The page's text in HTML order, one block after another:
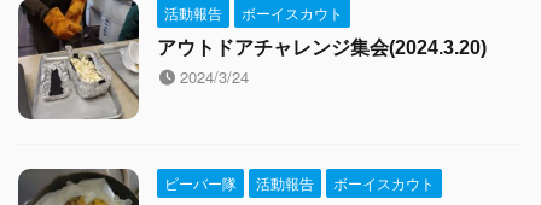
活動報告
ボーイスカウト
アウトドアチャレンジ集会(2024.3.20)
2024/3/24
ビーバー隊 活動報告
ボーイスカウト